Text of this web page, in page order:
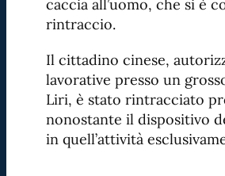
caccia all’uomo, che si è
rintraccio.
Il cittadino cinese,
lavorative presso un
Liri, è stato rintracciato
nonostante il dispositivo
in quell’attività